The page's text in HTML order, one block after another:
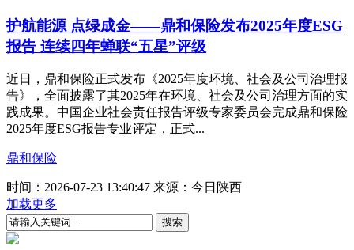
护航能源 点绿成金——鼎和保险发布2025年度ESG
报告 连续四年蝉联“五星”评级
近日，鼎和保险正式发布《2025年度环境、社会及公司治理报
告》，全面披露了其2025年在环境、社会及公司治理方面的实
践成果。中国企业社会责任报告评级专家委员会完成鼎和保险
2025年度ESG报告专业评定，正式...
鼎和保险
时间：2026-07-23 13:40:47 来源：今日陕西
加载更多